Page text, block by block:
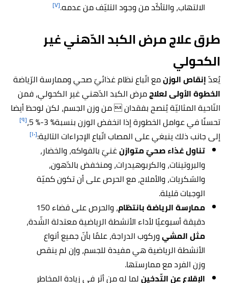
الالتهاب، والتأكّد من وجود التليّف من عدمه.[٧]
طرق علاج مرض الكبد الدّهني غير
الكحولي
يُعدّإنقاص الوزنمع اتّباع نظام غذائيّ صحي وممارسة الرّياضة
الخطوة الأولى لعلاجمرض الكبد الدّهني غير الكحولي، فمن
النّاحية المثاليّة يُنصح بفقدان  من وزن الجسم، لكن لوحظ أيضا
تحسنًا في عوامل الخطورة إذا انخفض الوزن بنسبة% 3-% 5،
[٩]
إلى جانب ذلك ينبغي على المصاب اتّباع الإجراءات التالية:[١٠]
تناول غذاء صحيّ متوازنغنيّ بالفواكه، والخضار،
والبروتينات، والكربوهيدرات، ومنخفض بالدّهون،
والسّكريات، والأملاح، مع الحرص على أن تكون كميّة
الوجبات قليلة.
ممارسة الرياضة بانتظام
، والحرص على قضاء 150
دقيقة أسبوعيًا لأداء الأنشطة الرياضية معتدلة الشّدة،
مثل المشيوركوب الدراجة، علمًا بأنّ جميع أنواع
الأنشطة الرياضية هي مفيدة للجسم، وإن لم ينقص
وزن الفرد مع ممارستها.
الإقلاع عن التّدخينلما له من أثر في زيادة المخاطر